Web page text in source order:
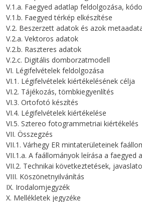
V.1.a. Faegyed adatlap feldolgozása,
V.1.b. Faegyed térkép elkészítése
V.2. Beszerzett adatok és azok
V.2.a. Vektoros adatok
V.2.b. Raszteres adatok
V.2.c. Digitális domborzatmodell
VI. Légifelvételek feldolgozása
VI.1. Légifelvételek kiértékelésének célja
VI.2. Tájékozás, tömbkiegyenlítés
VI.3. Ortofotó készítés
VI.4. Légifelvételek kiértékelése
VI.5. Sztereo fotogrammetriai kiértékelés
VII. Összegzés
VII.1. Várhegy ER mintaterületeinek
VII.1.a. A faállományok leírása a faegyed
VII.2. Technikai következtetések,
VIII. Köszönetnyilvánítás
IX. Irodalomjegyzék
X. Mellékletek jegyzéke